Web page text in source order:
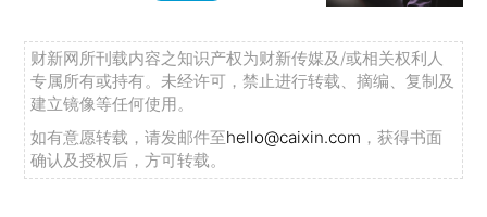
财新网所刊载内容之知识产权为财新传媒及/或相关权利人
专属所有或持有。未经许可，禁止进行转载、摘编、复制及
建立镜像等任何使用。
如有意愿转载，请发邮件至hello@caixin.com ，获得书面
确认及授权后，方可转载。